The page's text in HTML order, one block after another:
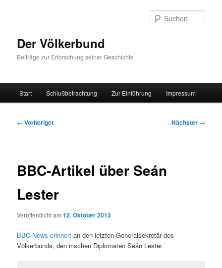
Der Völkerbund
Beiträge zur Erforschung seiner Geschichte
Start Schlußbetrachtung Zur Einführung Impressum
Beitragsnavigation
← Vorheriger Nächster →
BBC-Artikel über Seán
Lester
Veröffentlicht am12. Oktober 2013
BBC News erinnert an den letzten Generalsekretär des
Völkerbunds, den irischen Diplomaten Seán Lester.